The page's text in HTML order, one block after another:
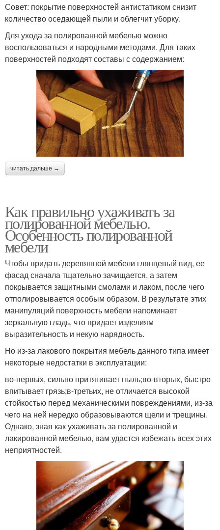
Совет: покрытие поверхностей антистатиком снизит
количество оседающей пыли и облегчит уборку.
Для ухода за полированной мебелью можно
воспользоваться и народными методами. Для таких
поверхностей подходят составы с содержанием:
читать дальше →
Как правильно ухаживать за
полированной мебелью.
Особенность полированной
мебели
Чтобы придать деревянной мебели глянцевый вид, ее
фасад сначала тщательно зачищается, а затем
покрывается защитными смолами и лаком, после чего
отполировывается особым образом. В результате этих
манипуляций поверхность мебели напоминает
зеркальную гладь, что придает изделиям
выразительность и некую нарядность.
Но из-за лакового покрытия мебель данного типа имеет
некоторые недостатки в эксплуатации:
во-первых, сильно притягивает пыль;во-вторых, быстро
впитывает грязь;в-третьих, не отличается высокой
стойкостью перед механическими повреждениями, из-за
чего на ней нередко образовываются щели и трещины.
Однако, зная как ухаживать за полированной и
лакированной мебелью, вам удастся избежать всех этих
неприятностей.